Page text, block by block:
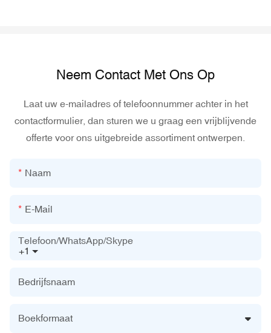
Neem Contact Met Ons Op
Laat uw e-mailadres of telefoonnummer achter in het
contactformulier, dan sturen we u graag een vrijblijvende
offerte voor ons uitgebreide assortiment ontwerpen.
Naam
E-Mail
+1
Telefoon/WhatsApp/Skype
Bedrijfsnaam
Boekformaat